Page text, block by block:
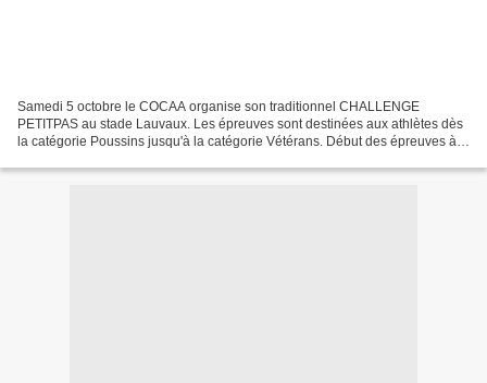
Samedi 5 octobre le COCAA organise son traditionnel CHALLENGE
PETITPAS au stade Lauvaux. Les épreuves sont destinées aux athlètes dès
la catégorie Poussins jusqu'à la catégorie Vétérans. Début des épreuves à